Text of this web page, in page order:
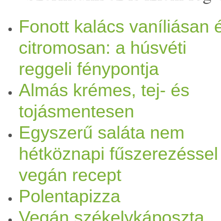
ugyanennyi durvára vágott
kakaópor, 6 lapos evőkanál
csokiöntetet készítek, ezt
Marcipánlevesnövényi
sonka,tojás-vegánoknak:
1dlkukoricadara1dl
gerezdfokhagyma
só 5 dl víz2 dl pörkölt
Fonott kalács vaníliásan
citromosan: a húsvéti
reggeli fénypontja
Almás krémes, tej- és
tojásmentesen
Egyszerű saláta nem
hétköznapi
vegán recept
Polentapizza